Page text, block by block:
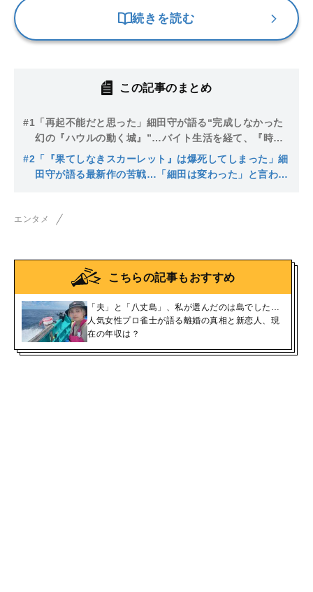
続きを読む
この記事のまとめ
#1 「再起不能だと思った」細田守が語る“完成しなかった
幻の『ハウルの動く城』”…バイト生活を経て、『時を
かける少女』で再起するまで
#2 「『果てしなきスカーレット』は爆死してしまった」細
田守が語る最新作の苦戦…「細田は変わった」と言われ
エンタメ
こちらの記事もおすすめ
「夫」と「八丈島」、私が選んだのは島でした…
人気女性プロ雀士が語る離婚の真相と新恋人、現
在の年収は？